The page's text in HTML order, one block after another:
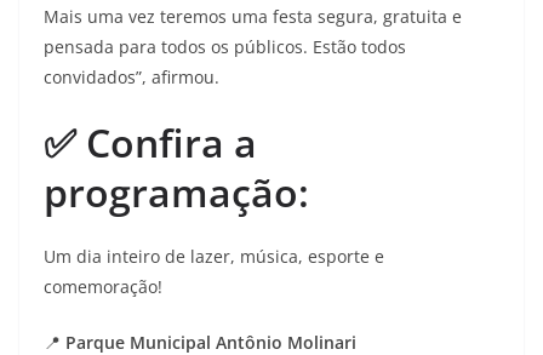
Mais uma vez teremos uma festa segura, gratuita e
pensada para todos os públicos. Estão todos
convidados”, afirmou.
✅ Confira a
programação:
Um dia inteiro de lazer, música, esporte e
comemoração!
📍 Parque Municipal Antônio Molinari